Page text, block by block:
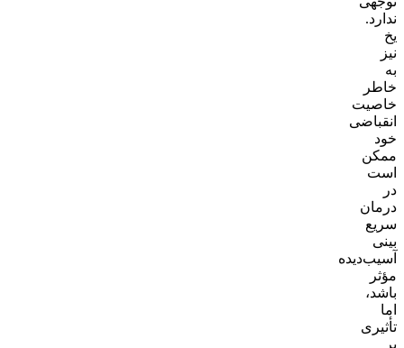
ندارد.
یخ
نیز
به
خاطر
خاصیت
انقباضی
خود
ممکن
است
در
درمان
سریع
بینی
آسیب‌دیده
مؤثر
باشد،
اما
تأثیری
بر